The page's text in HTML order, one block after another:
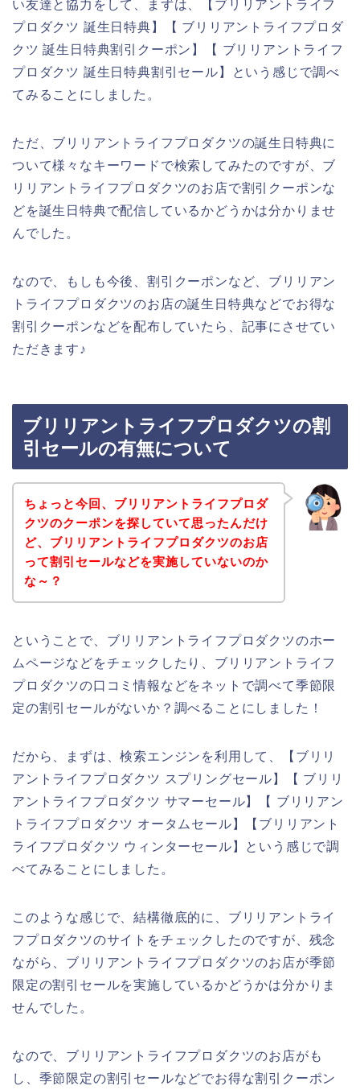
い友達と協力をして、まずは、【ブリリアントライフ
プロダクツ 誕生日特典】【 ブリリアントライフプロダ
クツ 誕生日特典割引クーポン】【 ブリリアントライフ
プロダクツ 誕生日特典割引セール】という感じで調べ
てみることにしました。
ただ、ブリリアントライフプロダクツの誕生日特典に
ついて様々なキーワードで検索してみたのですが、ブ
リリアントライフプロダクツのお店で割引クーポンな
どを誕生日特典で配信しているかどうかは分かりませ
んでした。
なので、もしも今後、割引クーポンなど、ブリリアン
トライフプロダクツのお店の誕生日特典などでお得な
割引クーポンなどを配布していたら、記事にさせてい
ただきます♪
ブリリアントライフプロダクツの割
引セールの有無について
ちょっと今回、ブリリアントライフプロダ
クツのクーポンを探していて思ったんだけ
ど、ブリリアントライフプロダクツのお店
って割引セールなどを実施していないのか
な～？
ということで、ブリリアントライフプロダクツのホー
ムページなどをチェックしたり、ブリリアントライフ
プロダクツの口コミ情報などをネットで調べて季節限
定の割引セールがないか？調べることにしました！
だから、まずは、検索エンジンを利用して、【ブリリ
アントライフプロダクツ スプリングセール】【 ブリリ
アントライフプロダクツ サマーセール】【 ブリリアン
トライフプロダクツ オータムセール】【ブリリアント
ライフプロダクツ ウィンターセール】という感じで調
べてみることにしました。
このような感じで、結構徹底的に、ブリリアントライ
フプロダクツのサイトをチェックしたのですが、残念
ながら、ブリリアントライフプロダクツのお店が季節
限定の割引セールを実施しているかどうかは分かりま
せんでした。
なので、ブリリアントライフプロダクツのお店がも
し、季節限定の割引セールなどでお得な割引クーポン